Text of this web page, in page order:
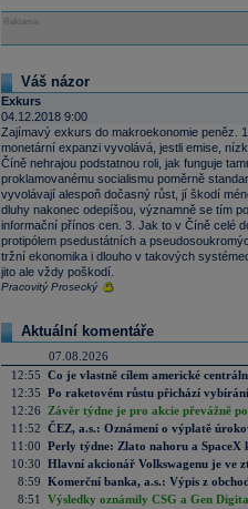
Reklama
Váš názor
Exkurs
04.12.2018 9:00
Zajímavý exkurs do makroekonomie peněz.
monetární expanzi vyvolává, jestli emise,
Číně nehrajou podstatnou roli, jak funguje
proklamovanému socialismu poměrně
vyvolávají alespoň dočasný růst, jí škodí
dluhy nakonec odepíšou, významně se tím
informační přínos cen. 3. Jak to v Číně celé
protipólem psedustátních a
tržní ekonomika i dlouho v takových
jito ale vždy poškodí.
Pracovitý Prosecký
Aktuální komentáře
07.08.2026
12:55 Co je vlastně cílem americké
12:35 Po raketovém růstu přichází
12:26
Závěr týdne je pro akcie převážně
11:52 ČEZ, a.s.: Oznámení o výplatě
11:00 Perly týdne: Zlato nahoru a SpaceX
10:30 Hlavní akcionář Volkswagenu je ve
8:59 Komerční banka, a.s.: Výpis z
8:51
Výsledky oznámily CSG a Gen